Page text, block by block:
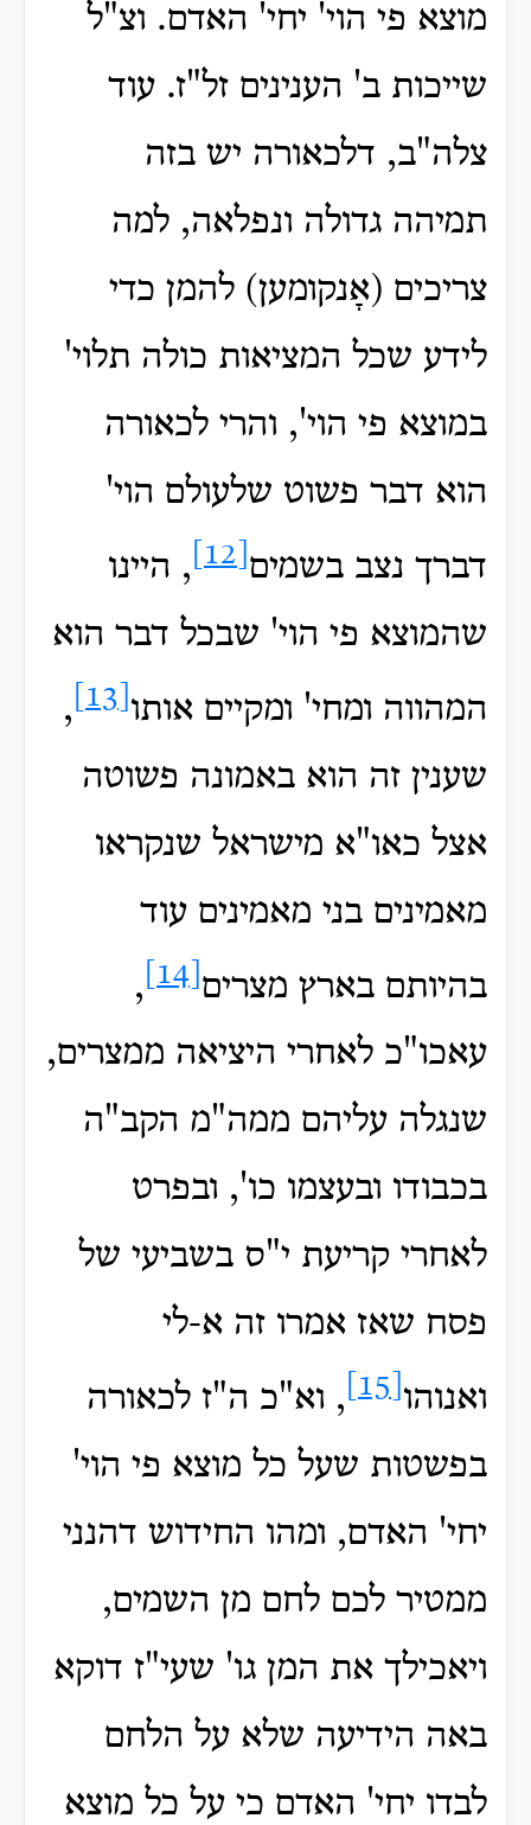
מוצא פי הוי' יחי' האדם. וצ"ל
שייכות ב' הענינים זל"ז. עוד
צלה"ב, דלכאורה יש בזה
תמיהה גדולה ונפלאה, למה
צריכים (אָנקומען) להמן כדי
לידע שכל המציאות כולה תלוי'
במוצא פי הוי', והרי לכאורה
הוא דבר פשוט שלעולם הוי'
דברך נצב בשמים
, היינו
שהמוצא פי הוי' שבכל דבר הוא
המהווה ומחי' ומקיים אותו
,
שענין זה הוא באמונה פשוטה
אצל כאו"א מישראל שנקראו
מאמינים בני מאמינים עוד
בהיותם בארץ מצרים
,
עאכו"כ לאחרי היציאה ממצרים,
שנגלה עליהם ממה"מ הקב"ה
בכבודו ובעצמו כו', ובפרט
לאחרי קריעת י"ס בשביעי של
פסח שאז אמרו זה א-לי
ואנוהו
, וא"כ ה"ז לכאורה
בפשטות שעל כל מוצא פי הוי'
יחי' האדם, ומהו החידוש דהנני
ממטיר לכם לחם מן השמים,
ויאכילך את המן גו' שעי"ז דוקא
באה הידיעה שלא על הלחם
לבדו יחי' האדם כי על כל מוצא